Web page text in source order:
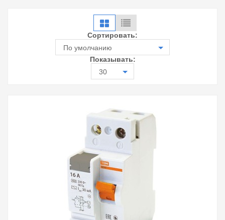
Сортировать:
По умолчанию
Показывать:
30